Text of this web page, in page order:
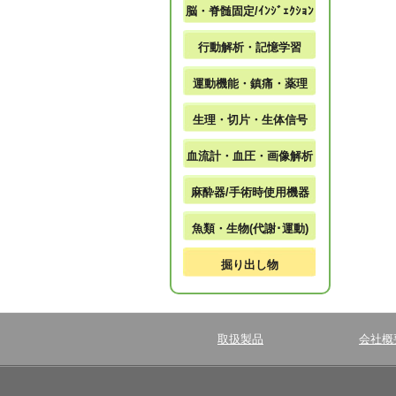
脳・脊髄固定/ｲﾝｼﾞｪｸｼｮﾝ
行動解析・記憶学習
運動機能・鎮痛・薬理
生理・切片・生体信号
血流計・血圧・画像解析
麻酔器/手術時使用機器
魚類・生物(代謝･運動)
掘り出し物
取扱製品 会社概